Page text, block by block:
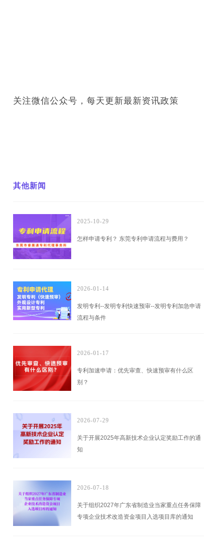
关注微信公众号，每天更新最新资讯政策
其他新闻
2025-10-29
怎样申请专利？ 东莞专利申请流程与费用？
2026-01-14
发明专利--发明专利快速预审--发明专利加急申请
流程与条件
2026-01-17
专利加速申请：优先审查、快速预审有什么区
别？
2026-07-29
关于开展2025年高新技术企业认定奖励工作的通
知
2026-07-18
关于组织2027年广东省制造业当家重点任务保障
专项企业技术改造资金项目入选项目库的通知